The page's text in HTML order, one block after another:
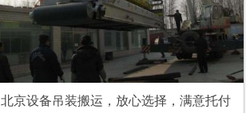
北京设备吊装搬运，放心选择，满意托付